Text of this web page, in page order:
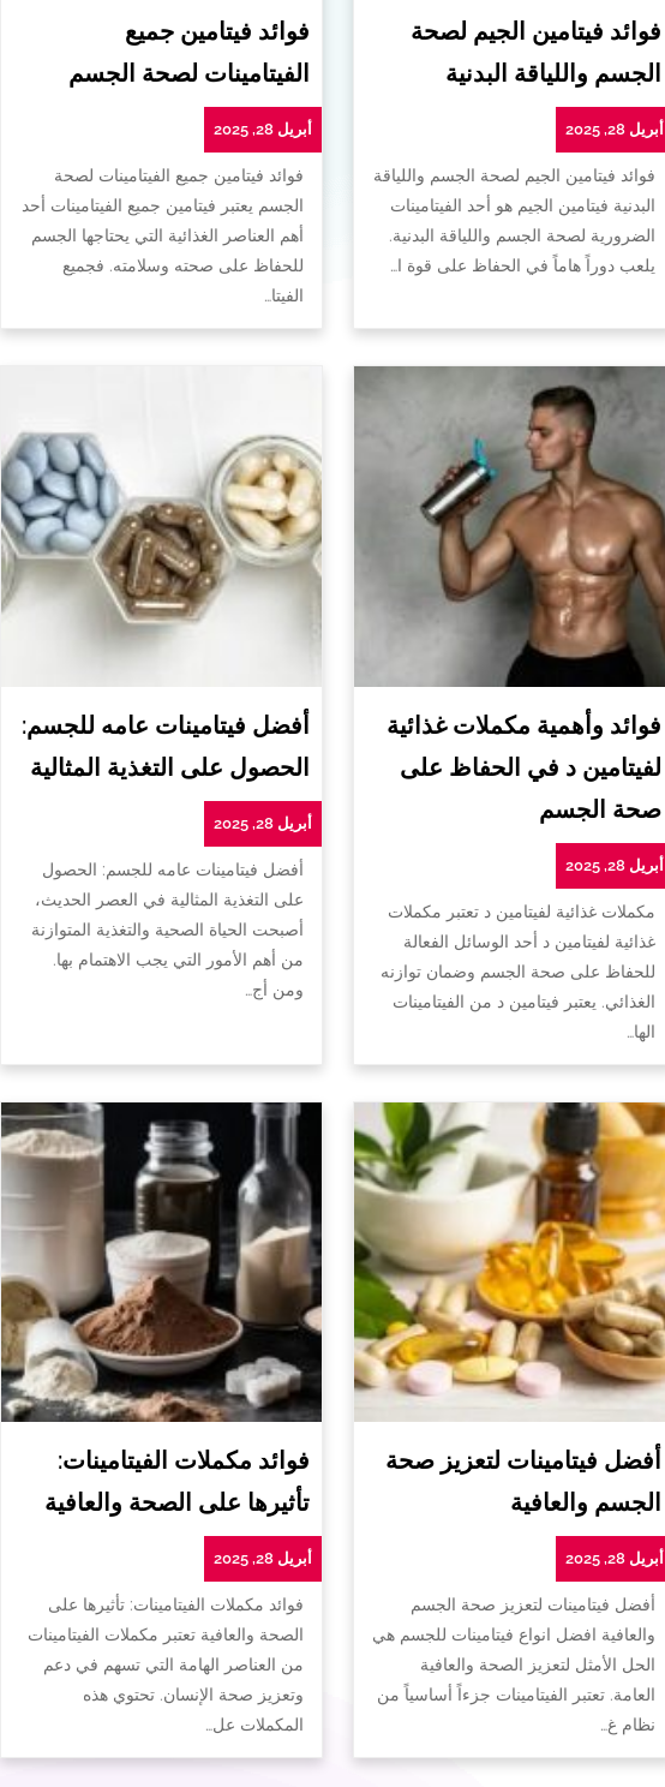
فوائد فيتامين الجيم لصحة
الجسم واللياقة البدنية
أبريل 28, 2025
فوائد فيتامين الجيم لصحة الجسم واللياقة
البدنية فيتامين الجيم هو أحد الفيتامينات
الضرورية لصحة الجسم واللياقة البدنية.
يلعب دوراً هاماً في الحفاظ على قوة ا…
فوائد فيتامين جميع
الفيتامينات لصحة الجسم
أبريل 28, 2025
فوائد فيتامين جميع الفيتامينات لصحة
الجسم يعتبر فيتامين جميع الفيتامينات أحد
أهم العناصر الغذائية التي يحتاجها الجسم
للحفاظ على صحته وسلامته. فجميع
الفيتا…
فوائد وأهمية مكملات غذائية
لفيتامين د في الحفاظ على
صحة الجسم
أبريل 28, 2025
مكملات غذائية لفيتامين د تعتبر مكملات
غذائية لفيتامين د أحد الوسائل الفعالة
للحفاظ على صحة الجسم وضمان توازنه
الغذائي. يعتبر فيتامين د من الفيتامينات
الها…
أفضل فيتامينات عامه للجسم:
الحصول على التغذية المثالية
أبريل 28, 2025
أفضل فيتامينات عامه للجسم: الحصول
على التغذية المثالية في العصر الحديث،
أصبحت الحياة الصحية والتغذية المتوازنة
من أهم الأمور التي يجب الاهتمام بها.
ومن أج…
أفضل فيتامينات لتعزيز صحة
الجسم والعافية
أبريل 28, 2025
أفضل فيتامينات لتعزيز صحة الجسم
والعافية افضل انواع فيتامينات للجسم هي
الحل الأمثل لتعزيز الصحة والعافية
العامة. تعتبر الفيتامينات جزءاً أساسياً من
نظام غ…
فوائد مكملات الفيتامينات:
تأثيرها على الصحة والعافية
أبريل 28, 2025
فوائد مكملات الفيتامينات: تأثيرها على
الصحة والعافية تعتبر مكملات الفيتامينات
من العناصر الهامة التي تسهم في دعم
وتعزيز صحة الإنسان. تحتوي هذه
المكملات عل…